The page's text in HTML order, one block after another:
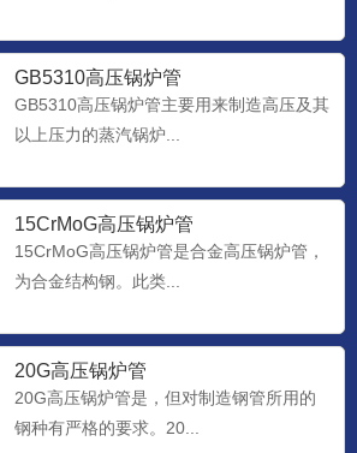
GB5310高压锅炉管
GB5310高压锅炉管主要用来制造高压及其
以上压力的蒸汽锅炉...
15CrMoG高压锅炉管
15CrMoG高压锅炉管是合金高压锅炉管，
为合金结构钢。此类...
20G高压锅炉管
20G高压锅炉管是，但对制造钢管所用的
钢种有严格的要求。20...